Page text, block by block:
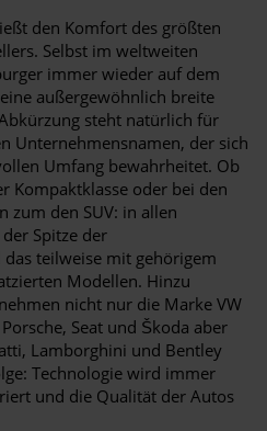
den Komfort des größten
Selbst im weltweiten
immer wieder auf dem
außergewöhnlich breite
steht natürlich für
Unternehmensnamen, der sich
Umfang bewahrheitet. Ob
Kompaktklasse oder bei den
zum den SUV: in allen
Spitze der
teilweise mit gehörigem
Modellen. Hinzu
nicht nur die Marke VW
Seat und Škoda aber
Lamborghini und Bentley
Technologie wird immer
und die Qualität der Autos